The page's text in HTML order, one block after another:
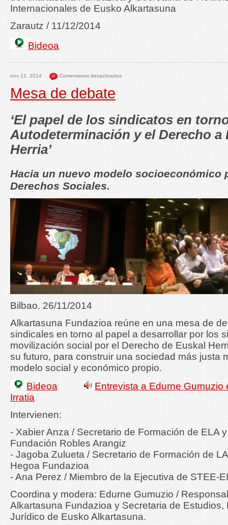
Internacionales de Eusko Alkartasuna
Zarautz / 11/12/2014
Bideoa
nov 12, 2014 Comentarios desactivados
Mesa de debate
‘El papel de los sindicatos en
Autodeterminación y el Derecho a
Herria’
Hacia un nuevo modelo socioeconómico
Derechos Sociales.
Bilbao. 26/11/2014
Alkartasuna Fundazioa reúne en una mesa de
sindicales en torno al papel a desarrollar por los
movilización social por el Derecho de Euskal
su futuro, para construir una sociedad más justa
modelo social y económico propio.
Bideoa
Entrevista a Edurne Gumuzio
Irratia
Intervienen:
- Xabier Anza / Secretario de Formación de ELA
Fundación Robles Arangiz
- Jagoba Zulueta / Secretario de Formación de
Hegoa Fundazioa
- Ana Perez / Miembro de la Ejecutiva de STEE-
Coordina y modera: Edurne Gumuzio /
Alkartasuna Fundazioa y Secretaria de Estudios,
Jurídico de Eusko Alkartasuna.